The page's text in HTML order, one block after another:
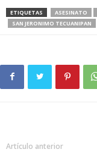
ETIQUETAS ASESINATO
SAN JERONIMO TECUANIPAN
Artículo anterior